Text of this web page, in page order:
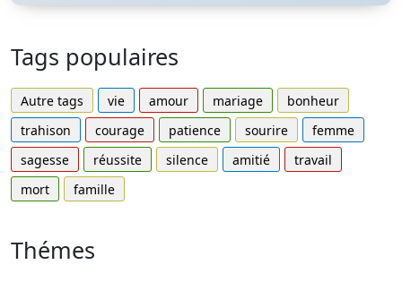
Tags populaires
Autre tags vie amour mariage
bonheur
trahison
courage patience sourire
femme
sagesse
réussite silence amitié
travail
mort
famille
Thémes